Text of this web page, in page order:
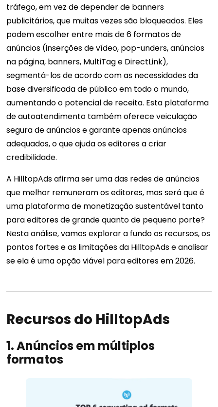
tráfego, em vez de depender de banners
publicitários, que muitas vezes são bloqueados. Eles
podem escolher entre mais de 6 formatos de
anúncios (inserções de vídeo, pop-unders, anúncios
na página, banners, MultiTag e DirectLink),
segmentá-los de acordo com as necessidades da
base diversificada de público em todo o mundo,
aumentando o potencial de receita. Esta plataforma
de autoatendimento também oferece veiculação
segura de anúncios e garante apenas anúncios
adequados, o que ajuda os editores a criar
credibilidade.
A HilltopAds afirma ser uma das redes de anúncios
que melhor remuneram os editores, mas será que é
uma plataforma de monetização sustentável tanto
para editores de grande quanto de pequeno porte?
Nesta análise, vamos explorar a fundo os recursos, os
pontos fortes e as limitações da HilltopAds e analisar
se ela é uma opção viável para editores em 2026.
Recursos do HilltopAds
1.Anúncios em múltiplos
formatos